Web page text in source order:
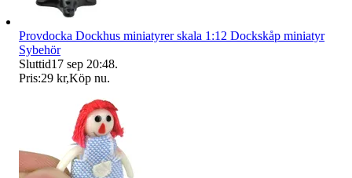
Provdocka Dockhus miniatyrer skala 1:12 Dockskåp miniatyr
Sybehör
Sluttid17 sep 20:48.
Pris:29 kr,Köp nu.